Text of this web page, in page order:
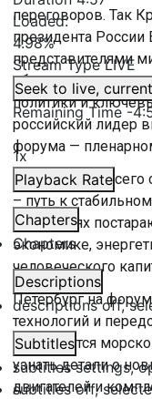
Loaded:
4.98%
Stream TypeLIVE
Seek to live,
Remaining Time-
1x
Playback Rate
Chapters
Chapters
Descriptions
descriptions off,
Subtitles
subtitles settings,
subtitles off,
переговоров. Так
президента
представителями
обсудят
политики и
российский лидер
форума —
Главная тема
– путь к
дискуссиях
экономике,
человеческого
Петербург на
технологий и
это касается
узнать детали о
двигателей и